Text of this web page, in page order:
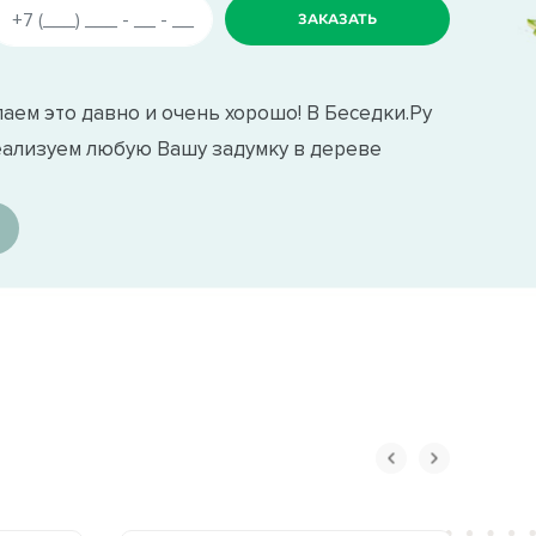
проверенных поставщиков. Мягкую
снизит шум в беседке во время дождя,
как на нашем производстве (при
это давно и очень хорошо! В Беседки.Ру
любую Вашу задумку в дереве